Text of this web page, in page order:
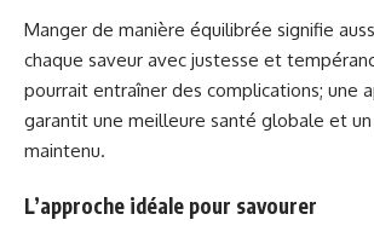
Manger de manière équilibrée signifie
chaque saveur avec justesse et
pourrait entraîner des complications; une
garantit une meilleure santé globale et
maintenu.
L’approche idéale pour savourer